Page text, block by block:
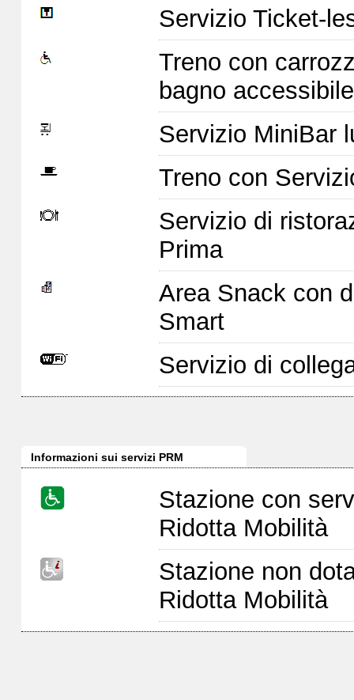
Servizio Ticket-
Treno con
bagno
Servizio MiniBar
Treno con
Servizio di
Prima
Area Snack con
Smart
Servizio di
Informazioni sui servizi PRM
Stazione con
Ridotta Mobilità
Stazione non
Ridotta Mobilità